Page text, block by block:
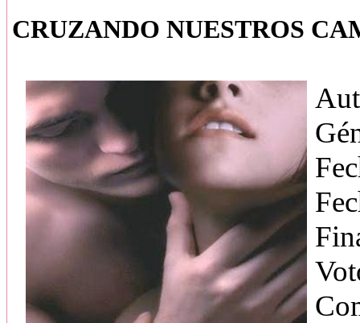
CRUZANDO NUESTROS